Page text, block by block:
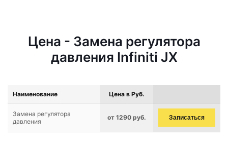
Цена - Замена регулятора
давления Infiniti JX
Наименование Цена в Руб.
Замена регулятора
давления
от 1290 руб. Записаться